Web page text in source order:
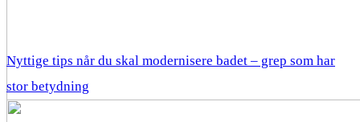
Nyttige tips når du skal modernisere badet – grep som har
stor betydning